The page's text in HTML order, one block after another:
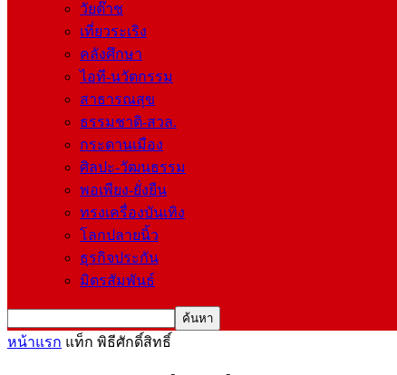
วัยต๊าช
เที่ยวระเริง
คลังศึกษา
ไอที-นวัตกรรม
สาธารณสุข
ธรรมชาติ-สวล.
กระดานเมือง
ศิลปะ-วัฒนธรรม
พอเพียง-ยั่งยืน
ทรงเครื่องบันเทิง
โลกปลายนิ้ว
ธุรกิจประกัน
มิตรสัมพันธ์
หน้าแรก แท็ก พิธีศักดิ์สิทธิ์